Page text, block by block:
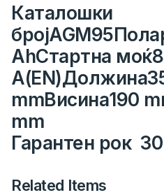
Каталошки
AhСтартна
mmВисина190
mm
Гарантен рок
Related Items